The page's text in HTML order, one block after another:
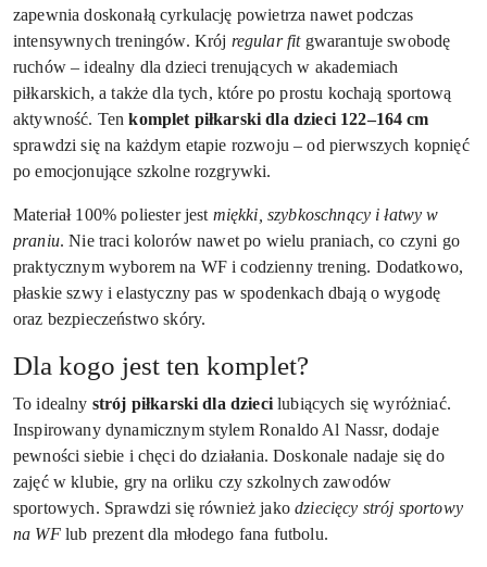
zapewnia doskonałą cyrkulację powietrza nawet podczas
intensywnych treningów. Krój regular fitgwarantuje swobodę
ruchów – idealny dla dzieci trenujących w akademiach
piłkarskich, a także dla tych, które po prostu kochają sportową
aktywność. Tenkomplet piłkarski dla dzieci 122–164 cm
sprawdzi się na każdym etapie rozwoju – od pierwszych kopnięć
po emocjonujące szkolne rozgrywki.
Materiał 100% poliester jest miękki, szybkoschnący i łatwy w
praniu. Nie traci kolorów nawet po wielu praniach, co czyni go
praktycznym wyborem na WF i codzienny trening. Dodatkowo,
płaskie szwy i elastyczny pas w spodenkach dbają o wygodę
oraz bezpieczeństwo skóry.
Dla kogo jest ten komplet?
To idealny strój piłkarski dla dziecilubiących się wyróżniać.
Inspirowany dynamicznym stylem Ronaldo Al Nassr, dodaje
pewności siebie i chęci do działania. Doskonale nadaje się do
zajęć w klubie, gry na orliku czy szkolnych zawodów
sportowych. Sprawdzi się również jakodziecięcy strój sportowy
na WFlub prezent dla młodego fana futbolu.